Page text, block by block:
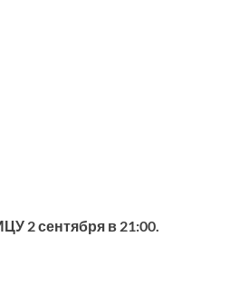
2 сентября в 21:00.